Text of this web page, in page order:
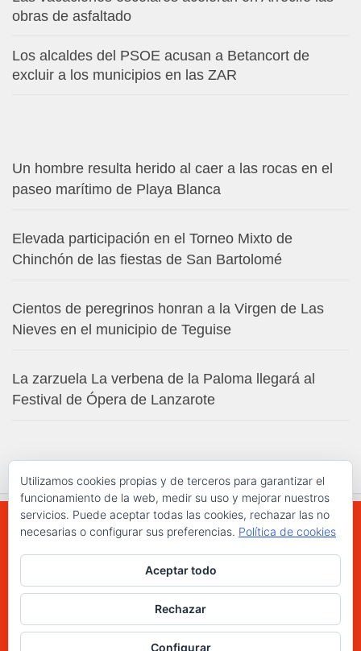
obras de asfaltado
Los alcaldes del PSOE acusan a Betancort de
excluir a los municipios en las ZAR
Un hombre resulta herido al caer a las rocas en el
paseo marítimo de Playa Blanca
Elevada participación en el Torneo Mixto de
Chinchón de las fiestas de San Bartolomé
Cientos de peregrinos honran a la Virgen de Las
Nieves en el municipio de Teguise
La zarzuela La verbena de la Paloma llegará al
Festival de Ópera de Lanzarote
WWW.ELCHAPLON.COM © 2026. Todos los
derechos reservados.
Utilizamos cookies propias y de terceros para garantizar el
funcionamiento de la web, medir su uso y mejorar nuestros
servicios. Puede aceptar todas las cookies, rechazar las no
necesarias o configurar sus preferencias. Política de cookies
Aceptar todo
Rechazar
Configurar